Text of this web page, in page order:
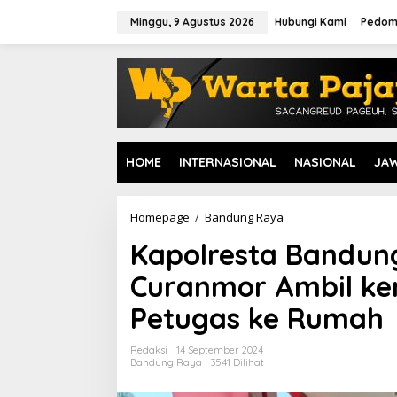
Minggu, 9 Agustus 2026 Hubungi Kami
HOME INTERNASIONAL NASIONAL
Homepage / Bandung Raya
p
o
l
r
e
s
a
Kapolresta
Curanmor Ambil
Petugas ke Rumah
Redaksi
14 September 2024
Bandung Raya
3541 Dilihat